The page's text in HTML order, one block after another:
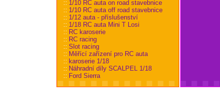
:: 1/10 RC auta on road stavebnice
:: 1/10 RC auta off road stavebnice
:: 1/12 auta - příslušenství
:: 1/18 RC auta Mini T Losi
:: RC karoserie
:: RC racing
:: Slot racing
:: Měřící zařízení pro RC auta
:: karoserie 1/18
:: Náhradní díly SCALPEL 1/18
:: Ford Sierra